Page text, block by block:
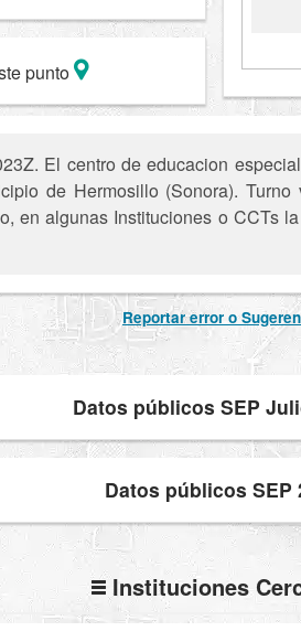
punto
El centro de educacion
de Hermosillo (Sonora).
en algunas Instituciones o CCTs
Reportar error o
Datos públicos SEP
Datos públicos SEP
Instituciones